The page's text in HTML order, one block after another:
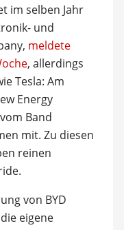
im selben Jahr
und
meldete
, allerdings
Tesla: Am
Energy
Band
mit. Zu diesen
reinen
von BYD
eigene